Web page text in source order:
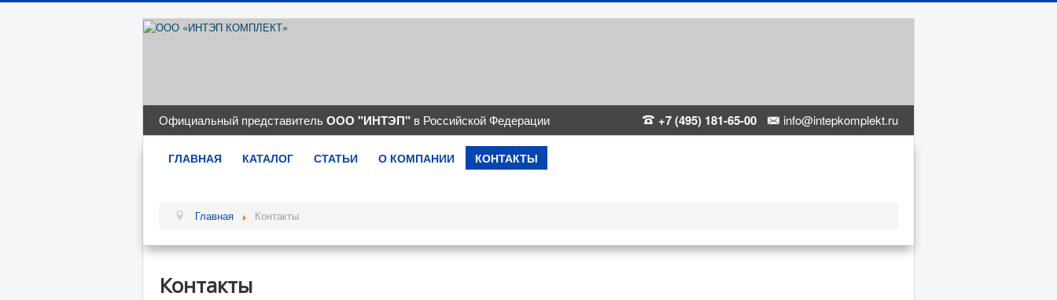
Официальный представительООО "ИНТЭП" в Российской Федерации +7 (495) 181-65-00 info@intepkomplekt.ru
ГЛАВНАЯ КАТАЛОГ СТАТЬИ О КОМПАНИИ КОНТАКТЫ
Главная Контакты
Контакты